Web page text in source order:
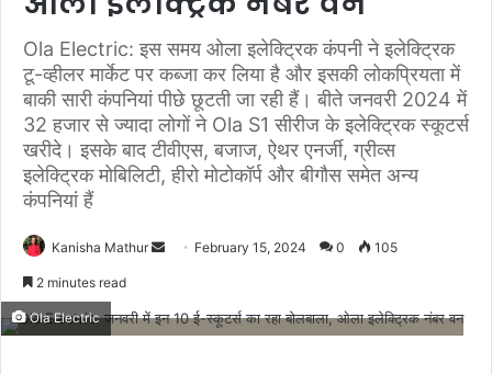
Ola Electric: इस समय ओला इलेक्ट्रिक कंपनी ने इलेक्ट्रिक
टू-व्हीलर मार्केट पर कब्जा कर लिया है और इसकी लोकप्रियता में
बाकी सारी कंपनियां पीछे छूटती जा रही हैं। बीते जनवरी 2024 में
32 हजार से ज्यादा लोगों ने Ola S1 सीरीज के इलेक्ट्रिक स्कूटर्स
खरीदे। इसके बाद टीवीएस, बजाज, ऐथर एनर्जी, ग्रीव्स
इलेक्ट्रिक मोबिलिटी, हीरो मोटोकॉर्प और बीगौस समेत अन्य
कंपनियां हैं
Kanisha Mathur
Send February 15, 2024 0 105
2 minutes read
Ola Electric